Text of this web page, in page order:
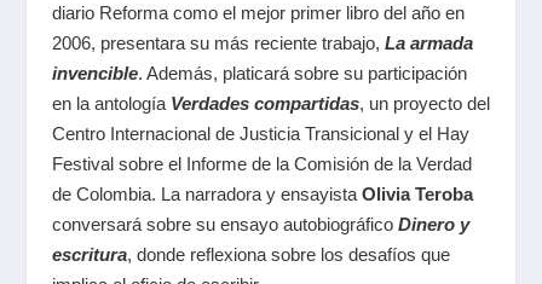
diario Reforma como el mejor primer libro del año en
2006, presentara su más reciente trabajo, La armada
invencible. Además, platicará sobre su participación
en la antología Verdades compartidas, un proyecto del
Centro Internacional de Justicia Transicional y el Hay
Festival sobre el Informe de la Comisión de la Verdad
de Colombia. La narradora y ensayista Olivia Teroba
conversará sobre su ensayo autobiográfico Dinero y
escritura, donde reflexiona sobre los desafíos que